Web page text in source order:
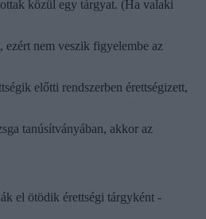
közül egy tárgyat. (Ha valaki
ezért nem veszik figyelembe az
előtti rendszerben érettségizett,
tanúsítványában, akkor az
el ötödik érettségi tárgyként -